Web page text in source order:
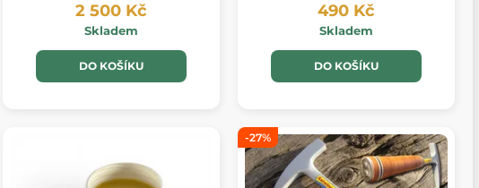
2 500 Kč
Skladem
DO KOŠÍKU
490 Kč
Skladem
DO KOŠÍKU
-27%